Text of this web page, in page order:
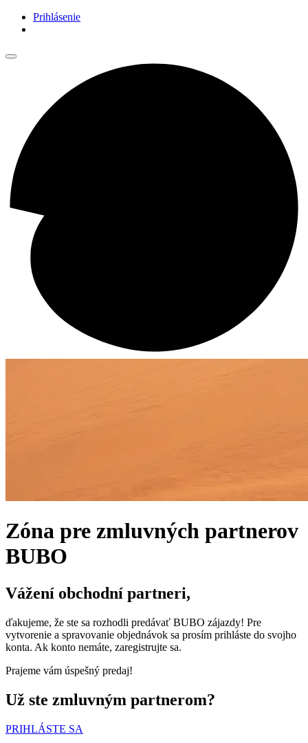
Prihlásenie
Zóna pre zmluvných partnerov
BUBO
Vážení obchodní partneri,
ďakujeme, že ste sa rozhodli predávať BUBO zájazdy! Pre
vytvorenie a spravovanie objednávok sa prosím prihláste do svojho
konta. Ak konto nemáte, zaregistrujte sa.
Prajeme vám úspešný predaj!
Už ste zmluvným partnerom?
PRIHLÁSTE SA